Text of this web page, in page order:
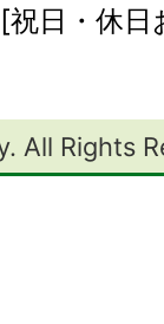
日・休
All Rights